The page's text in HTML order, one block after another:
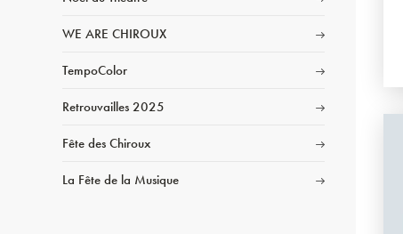
WE ARE CHIROUX
TempoColor
Retrouvailles 2025
Fête des Chiroux
La Fête de la Musique